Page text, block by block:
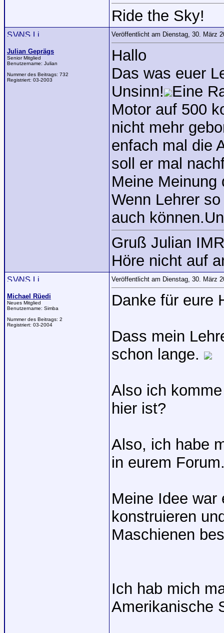
Ride the Sky!
Julian Geprägs
Senior Mitglied
Benutzername: Julian
Nummer des Beitrags: 732
Registriert: 03-2003
Veröffentlicht am Dienstag, 30. März
Hallo
Das was euer
Unsinn! Eine
Motor auf 500
nicht mehr
enfach mal die
soll er mal
Meine Meinung
Wenn Lehrer
auch
Gruß Julian
Höre nicht auf
Michael Rüedi
Neues Mitglied
Benutzername: Simba
Nummer des Beitrags: 2
Registriert: 03-2004
Veröffentlicht am Dienstag, 30. März
Danke für eure
Dass mein
schon lange.
Also ich
hier ist?
Also, ich habe
in eurem
Meine Idee war
konstruieren
Maschienen
Ich hab mich
Amerikanische